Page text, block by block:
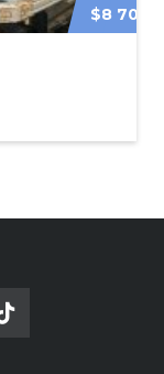
$8 700